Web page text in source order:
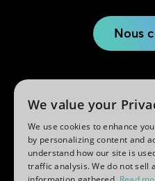
Nous
We value your
We use cookies to enhance
by personalizing content and
understand how our site is
traffic analysis. We do not sell